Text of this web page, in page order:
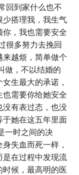
回到家什么也不
少搭理我，我生气
，我也需要安全
很多努力去挽回
越烦，简单做个
做，不以结婚的
生最大的承诺，
需要你给她安全
没有表过态，也没
于她在这五年里面
一时之间的决
失血而死一样，
是在过程中发现流
候，最高明的医